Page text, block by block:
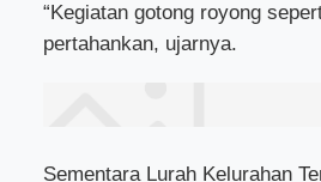
“Kegiatan gotong royong
pertahankan, ujarnya.
Sementara Lurah Kelurahan